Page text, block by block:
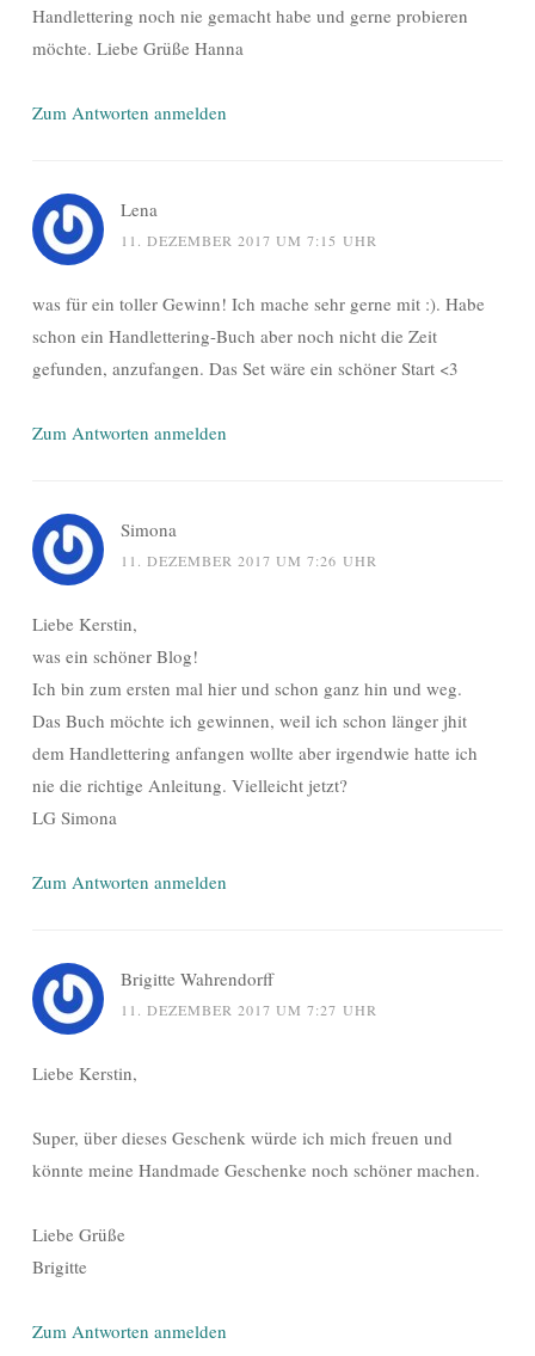
Handlettering noch nie gemacht habe und gerne probieren
möchte. Liebe Grüße Hanna
Zum Antworten anmelden
Lena
11. DEZEMBER 2017 UM 7:15 UHR
was für ein toller Gewinn! Ich mache sehr gerne mit :). Habe
schon ein Handlettering-Buch aber noch nicht die Zeit
gefunden, anzufangen. Das Set wäre ein schöner Start <3
Zum Antworten anmelden
Simona
11. DEZEMBER 2017 UM 7:26 UHR
Liebe Kerstin,
was ein schöner Blog!
Ich bin zum ersten mal hier und schon ganz hin und weg.
Das Buch möchte ich gewinnen, weil ich schon länger jhit
dem Handlettering anfangen wollte aber irgendwie hatte ich
nie die richtige Anleitung. Vielleicht jetzt?
LG Simona
Zum Antworten anmelden
Brigitte Wahrendorff
11. DEZEMBER 2017 UM 7:27 UHR
Liebe Kerstin,
Super, über dieses Geschenk würde ich mich freuen und
könnte meine Handmade Geschenke noch schöner machen.
Liebe Grüße
Brigitte
Zum Antworten anmelden